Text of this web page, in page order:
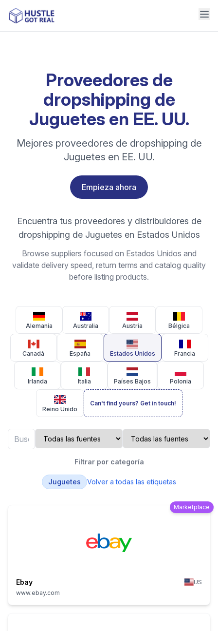
Proveedores de
dropshipping de
Juguetes en EE. UU.
Mejores proveedores de dropshipping de
Juguetes en EE. UU.
Empieza ahora
Encuentra tus proveedores y distribuidores de
dropshipping de Juguetes en Estados Unidos
Browse suppliers focused on Estados Unidos and
validate delivery speed, return terms and catalog quality
before listing products.
Alemania Australia Austria Bélgica
Canadá España Estados Unidos Francia
Irlanda Italia Países Bajos Polonia
Reino Unido
Can't find yours? Get in touch!
Filtrar por categoría
Juguetes Volver a todas las etiquetas
Marketplace
Ebay
US
www.ebay.com